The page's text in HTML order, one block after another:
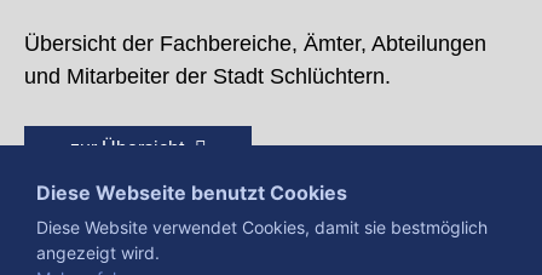
Übersicht der Fachbereiche, Ämter, Abteilungen
und Mitarbeiter der Stadt Schlüchtern.
zur Übersicht
Diese Webseite benutzt Cookies
Diese Website verwendet Cookies, damit sie bestmöglich
angezeigt wird.